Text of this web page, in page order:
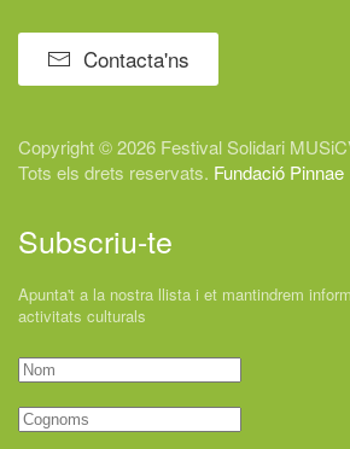
Contacta'ns
Copyright © 2026 Festival Solidari
Tots els drets reservats. Fundació Pinnae
Subscriu-te
Apunta't a la nostra llista i et mantindrem
activitats culturals